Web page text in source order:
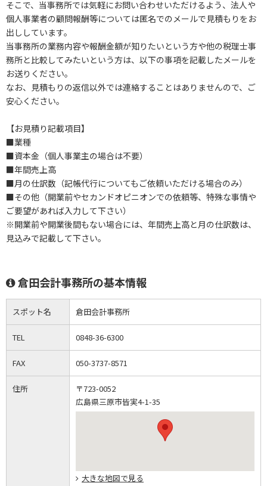
そこで、当事務所では気軽にお問い合わせいただけるよう、法人や
個人事業者の顧問報酬等については匿名でのメールで見積もりをお
出ししています。
当事務所の業務内容や報酬金額が知りたいという方や他の税理士事
務所と比較してみたいという方は、以下の事項を記載したメールを
お送りください。
なお、見積もりの返信以外では連絡することはありませんので、ご
安心ください。
【お見積り記載項目】
■業種
■資本金（個人事業主の場合は不要）
■年間売上高
■月の仕訳数（記帳代行についてもご依頼いただける場合のみ）
■その他（開業前やセカンドオピニオンでの依頼等、特殊な事情や
ご要望があれば入力して下さい）
※開業前や開業後間もない場合には、年間売上高と月の仕訳数は、
見込みで記載して下さい。
倉田会計事務所の基本情報
スポット名 倉田会計事務所
TEL 0848-36-6300
FAX 050-3737-8571
住所
〒723-0052
広島県三原市皆実4-1-35
大きな地図で見る